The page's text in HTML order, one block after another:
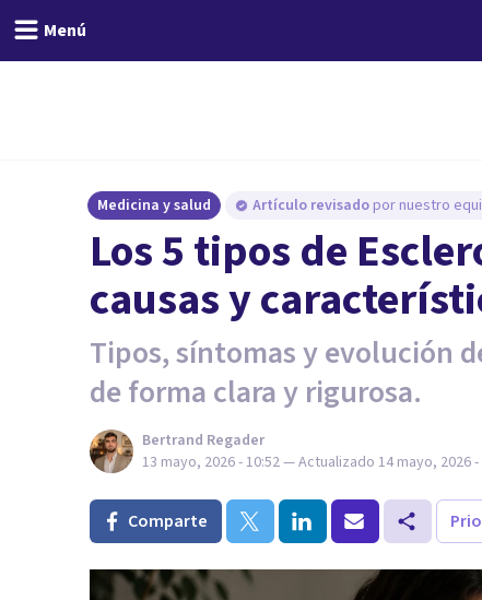
Menú
Medicina y salud Artículo revisado por nuestro
Los 5 tipos de
causas y
Tipos, síntomas y evolución
de forma clara y rigurosa.
Bertrand Regader
13 mayo, 2026 - 10:52— Actualizado 14 mayo, 2026 -
Comparte